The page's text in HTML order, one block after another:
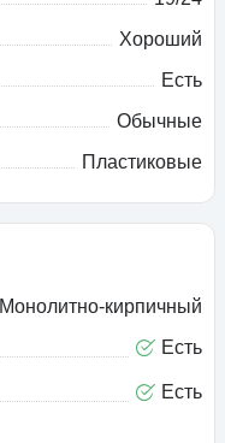
Хороший
Есть
Обычные
Пластиковые
Монолитно-кирпичный
Есть
Есть